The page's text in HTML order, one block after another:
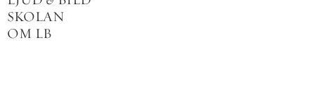
SKOLAN
OM LB